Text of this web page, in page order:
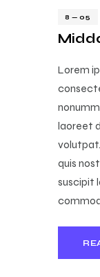
8 — 05
Lorem
laoreet
quis
suscipit